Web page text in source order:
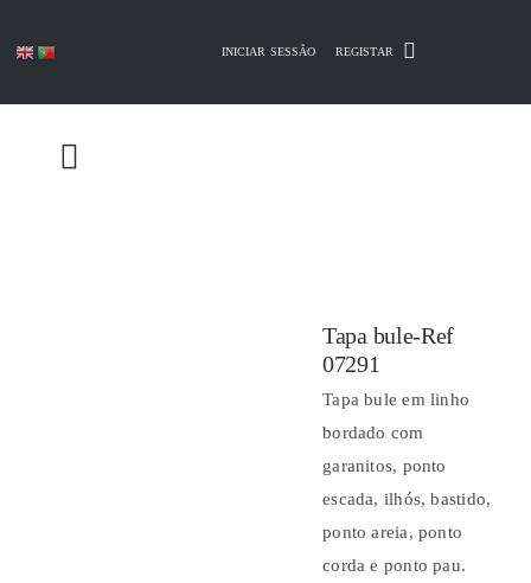
INICIAR SESSÃO REGISTAR
Tapa bule-Ref
07291
Tapa bule em linho
bordado com
garanitos, ponto
escada, ilhós, bastido,
ponto areia, ponto
corda e ponto pau.